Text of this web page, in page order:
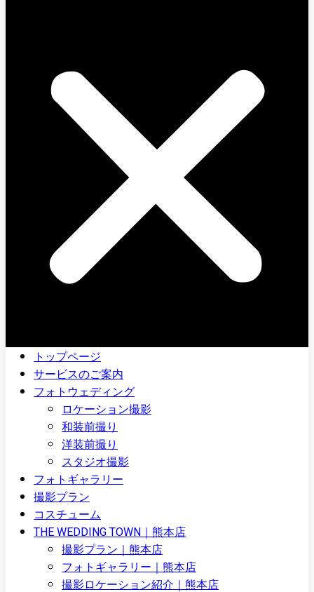
トップページ
サービスのご案内
フォトウェディング
ロケーション撮影
和装前撮り
洋装前撮り
スタジオ撮影
フォトギャラリー
撮影プラン
コスチューム
THE WEDDING TOWN｜熊本店
撮影プラン｜熊本店
フォトギャラリー｜熊本店
撮影ロケーション紹介｜熊本店